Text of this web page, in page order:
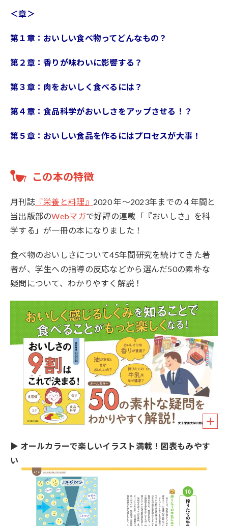
＜章＞
第１章：おいしい食べ物ってどんなもの？
第２章：香りが味わいに影響する？
第３章：肉をおいしく食べるには？
第４章：食品科学がおいしさをアップさせる！？
第５章：おいしい食品を作るにはプロセスが大事！
この本の特徴
月刊誌『栄養と料理』 2020 年～2023年までの４年間と
当出版部のWebマガで好評の連載「『おいしさ』を科
学する」が一冊の本になりました！
食べ物のおいしさについて45年間研究を続けてきた著
者が、学生への指導の反応などから選んだ50の素朴な
疑問について、わかりやすく解説！
▶ オールカラーで楽しいイラスト満載！図表もみやす
い